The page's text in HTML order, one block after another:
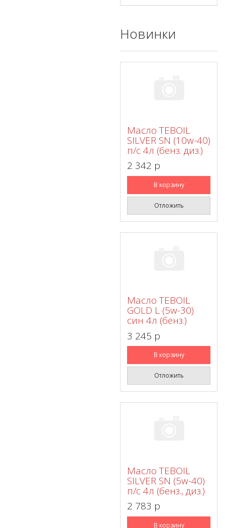
Новинки
Масло TEBOIL
SILVER SN (10w-40)
п/с 4л (бенз. диз.)
2 342 p
В корзину
Отложить
Масло TEBOIL
GOLD L (5w-30)
син 4л (бенз.)
3 245 p
В корзину
Отложить
Масло TEBOIL
SILVER SN (5w-40)
п/с 4л (бенз., диз.)
2 783 p
В корзину